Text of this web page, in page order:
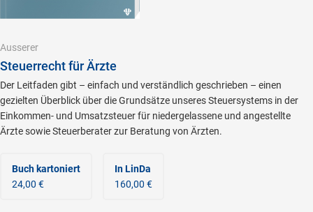
Ausserer
Steuerrecht für Ärzte
Der Leitfaden gibt – einfach und verständlich geschrieben – einen
gezielten Überblick über die Grundsätze unseres Steuersystems in der
Einkommen- und Umsatzsteuer für niedergelassene und angestellte
Ärzte sowie Steuerberater zur Beratung von Ärzten.
Buch kartoniert
24,00 €
In LinDa
160,00 €